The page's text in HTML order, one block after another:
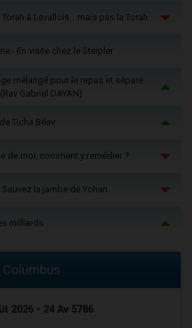
à Levallois… mais pas la Torah
- En visite chez le Steipler
mélangé pour le repas et séparé
Gabriel DAYAN)
Ticha Béav
de moi, comment y remédier ?
Sauvez la jambe de Yohan
milliards
2026 - 24 Av 5786